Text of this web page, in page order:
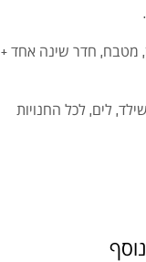
מטבח, חדר שינה אחד +
לים, לכל החנויות